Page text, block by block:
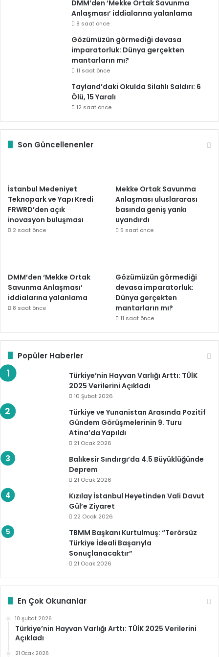
DMM’den ‘Mekke Ortak Savunma
Anlaşması’ iddialarına yalanlama
8 saat önce
Gözümüzün görmediği devasa
imparatorluk: Dünya gerçekten
mantarların mı?
11 saat önce
Tayland’daki Okulda Silahlı Saldırı: 6
Ölü, 15 Yaralı
12 saat önce
Son Güncellenenler
İstanbul Medeniyet
Teknopark ve Yapı Kredi
FRWRD’den açık
inovasyon buluşması
2 saat önce
Mekke Ortak Savunma
Anlaşması uluslararası
basında geniş yankı
uyandırdı
5 saat önce
DMM’den ‘Mekke Ortak
Savunma Anlaşması’
iddialarına yalanlama
8 saat önce
Gözümüzün görmediği
devasa imparatorluk:
Dünya gerçekten
mantarların mı?
11 saat önce
Popüler Haberler
Türkiye’nin Hayvan Varlığı Arttı: TÜİK
2025 Verilerini Açıkladı
10 Şubat 2026
Türkiye ve Yunanistan Arasında Pozitif
Gündem Görüşmelerinin 9. Turu
Atina’da Yapıldı
21 Ocak 2026
Balıkesir Sındırgı’da 4.5 Büyüklüğünde
Deprem
21 Ocak 2026
Kızılay İstanbul Heyetinden Vali Davut
Gül’e Ziyaret
22 Ocak 2026
TBMM Başkanı Kurtulmuş: “Terörsüz
Türkiye İdeali Başarıyla
Sonuçlanacaktır”
21 Ocak 2026
En Çok Okunanlar
10 Şubat 2026
Türkiye’nin Hayvan Varlığı Arttı: TÜİK 2025 Verilerini
Açıkladı
21 Ocak 2026